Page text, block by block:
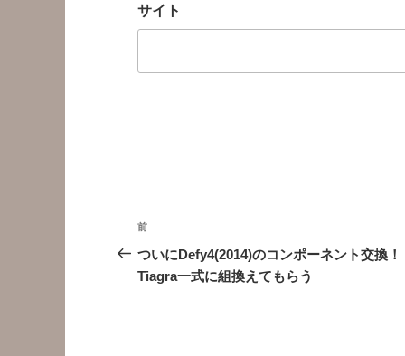
サイト
投
稿
ナ
前
の
投
前
ついにDefy4(2014)のコンポーネント交換！
Tiagra一式に組換えてもらう